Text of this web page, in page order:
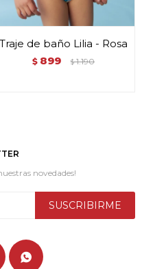
Traje de baño Lilia - Rosa
$ 899 $ 1.190
novedades!
SUSCRIBIRME
